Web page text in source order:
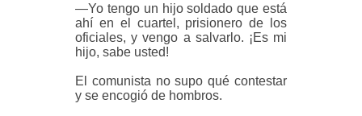
—Yo tengo un hijo soldado que está
ahí en el cuartel, prisionero de los
oficiales, y vengo a salvarlo. ¡Es mi
hijo, sabe usted!
El comunista no supo qué contestar
y se encogió de hombros.